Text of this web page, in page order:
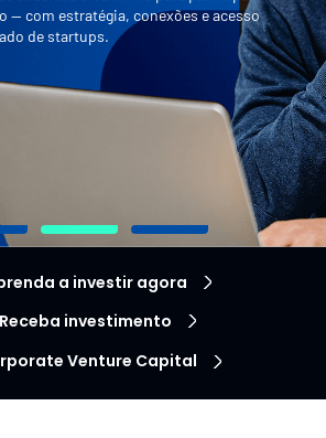
— com estratégia, conexões e acesso
de startups.
a investir agora
Receba investimento
Venture Capital